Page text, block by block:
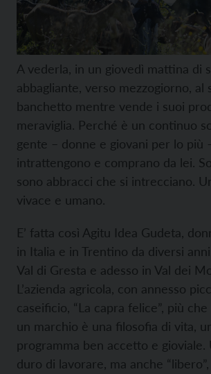
A vederla, in un giovedì mattina di
abbagliante, verso mezzogiorno, al
banchetto mentre vende i suoi
meraviglia. Perché è un continuo
gente – donne e giovani per lo più
intrattengono e comprano da lei.
sono abbracci che si intrecciano.
vivace e umano.
E’ fatta così Agitu Idea Gudeta,
in Italia e in Trentino da diversi
Val di Gresta e adesso in Val dei
L’azienda agricola, con annesso
caseificio, “La capra felice”, più
un marchio è una filosofia di vita,
programma ben accetto e gioviale.
duro di lavorare, ma anche